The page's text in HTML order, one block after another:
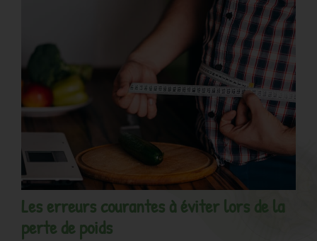
Les erreurs courantes à éviter lors de la
perte de poids